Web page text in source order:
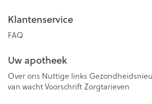
Klantenservice
FAQ
Uw apotheek
Over ons Nuttige links
van wachtVoorschriftZorgtarieven